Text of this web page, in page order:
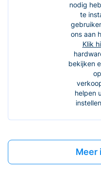
nodig
te
ons aan
Klik
bekijken
helpen
Meer